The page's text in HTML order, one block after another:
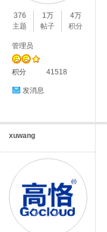
376
主题
1万
帖子
4万
积分
管理员
积分 41518
发消息
xuwang